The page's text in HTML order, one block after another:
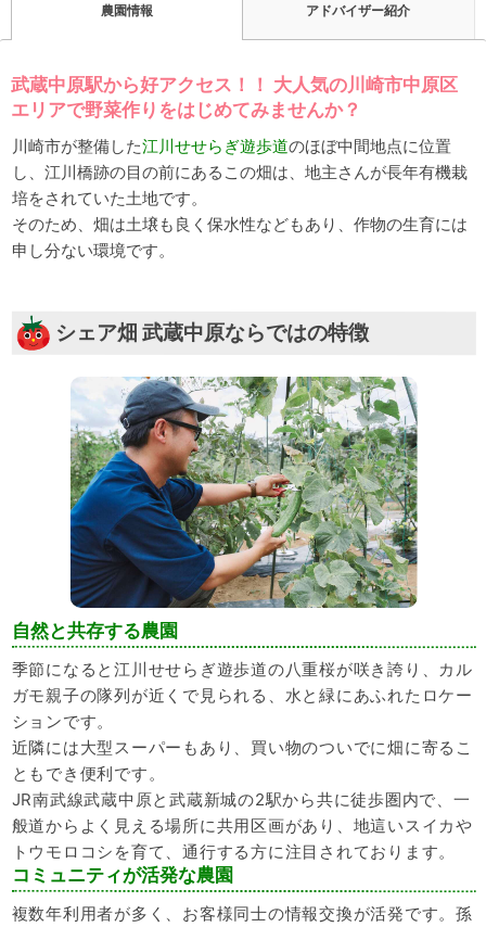
農園情報 アドバイザー紹介
武蔵中原駅から好アクセス！！ 大人気の川崎市中原区
エリアで野菜作りをはじめてみませんか？
川崎市が整備した江川せせらぎ遊歩道のほぼ中間地点に位置
し、江川橋跡の目の前にあるこの畑は、地主さんが長年有機栽
培をされていた土地です。
そのため、畑は土壌も良く保水性などもあり、作物の生育には
申し分ない環境です。
シェア畑 武蔵中原ならではの特徴
自然と共存する農園
季節になると江川せせらぎ遊歩道の八重桜が咲き誇り、カル
ガモ親子の隊列が近くで見られる、水と緑にあふれたロケー
ションです。
近隣には大型スーパーもあり、買い物のついでに畑に寄るこ
ともでき便利です。
JR南武線武蔵中原と武蔵新城の2駅から共に徒歩圏内で、一
般道からよく見える場所に共用区画があり、地這いスイカや
トウモロコシを育て、通行する方に注目されております。
コミュニティが活発な農園
複数年利用者が多く、お客様同士の情報交換が活発です。孫